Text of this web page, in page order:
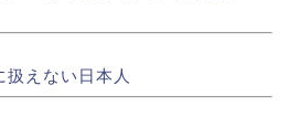
えない日本人